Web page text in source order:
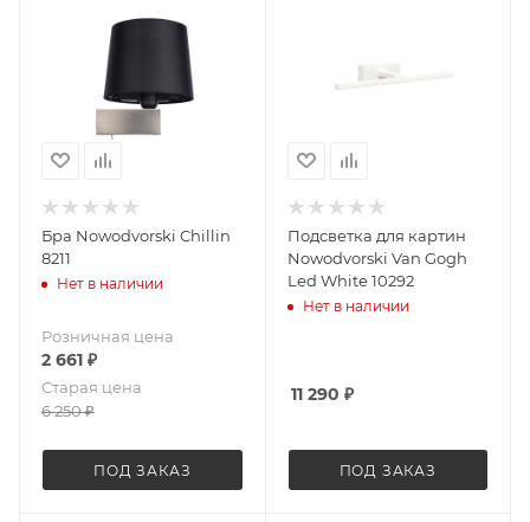
Бра Nowodvorski Chillin
8211
Нет в наличии
Розничная цена
2 661 ₽
Старая цена
6 250₽
ПОД ЗАКАЗ
Подсветка для картин
Nowodvorski Van Gogh
Led White 10292
Нет в наличии
11 290 ₽
ПОД ЗАКАЗ